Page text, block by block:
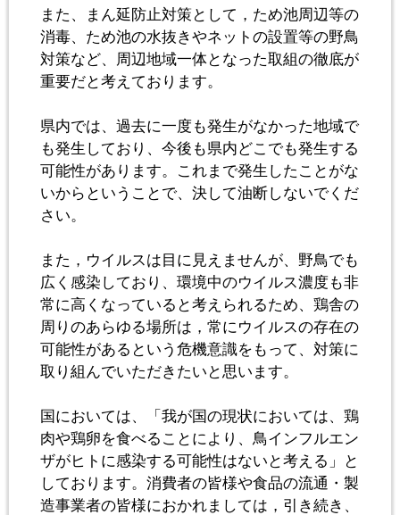
また、まん延防止対策として，ため池周辺等の
消毒、ため池の水抜きやネットの設置等の野鳥
対策など、周辺地域一体となった取組の徹底が
重要だと考えております。
県内では、過去に一度も発生がなかった地域で
も発生しており、今後も県内どこでも発生する
可能性があります。これまで発生したことがな
いからということで、決して油断しないでくだ
さい。
また，ウイルスは目に見えませんが、野鳥でも
広く感染しており、環境中のウイルス濃度も非
常に高くなっていると考えられるため、鶏舎の
周りのあらゆる場所は，常にウイルスの存在の
可能性があるという危機意識をもって、対策に
取り組んでいただきたいと思います。
国においては、「我が国の現状においては、鶏
肉や鶏卵を食べることにより、鳥インフルエン
ザがヒトに感染する可能性はないと考える」と
しております。消費者の皆様や食品の流通・製
造事業者の皆様におかれましては，引き続き、